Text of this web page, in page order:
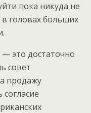
пока никуда не
головах больших
это достаточно
совет
продажу